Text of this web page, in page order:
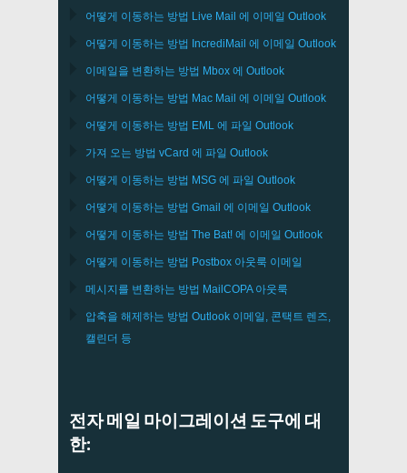
어떻게 이동하는 방법 Live Mail 에 이메일 Outlook
어떻게 이동하는 방법 IncrediMail 에 이메일 Outlook
이메일을 변환하는 방법 Mbox 에 Outlook
어떻게 이동하는 방법 Mac Mail 에 이메일 Outlook
어떻게 이동하는 방법 EML 에 파일 Outlook
가져 오는 방법 vCard 에 파일 Outlook
어떻게 이동하는 방법 MSG 에 파일 Outlook
어떻게 이동하는 방법 Gmail 에 이메일 Outlook
어떻게 이동하는 방법 The Bat! 에 이메일 Outlook
어떻게 이동하는 방법 Postbox 아웃룩 이메일
메시지를 변환하는 방법 MailCOPA아웃룩
압축을 해제하는 방법 Outlook 이메일, 콘택트 렌즈,
캘린더 등
전자 메일 마이그레이션 도구에 대
한: